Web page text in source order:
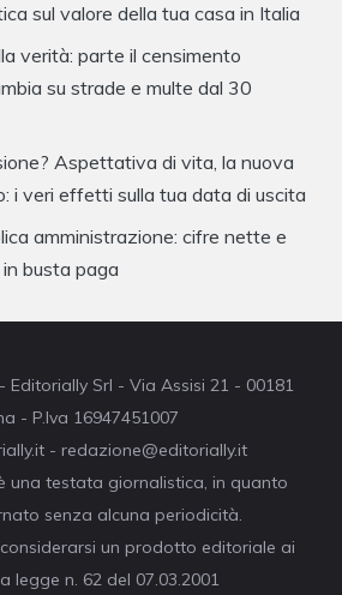
sul valore della tua casa in Italia
verità: parte il censimento
su strade e multe dal 30
Aspettativa di vita, la nuova
i veri effetti sulla tua data di uscita
amministrazione: cifre nette e
busta paga
Srl - Via Assisi 21 - 00181
- P.Iva 16947451007
- redazione@editorially.it
una testata giornalistica, in quanto
senza alcuna periodicità.
un prodotto editoriale ai
legge n. 62 del 07.03.2001